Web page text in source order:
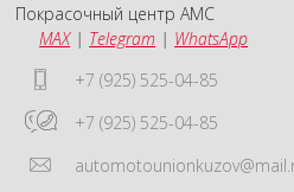
Покрасочный центр АМС
MAX| Telegram | WhatsApp
+7 (925) 525-04-85
+7 (925) 525-04-85